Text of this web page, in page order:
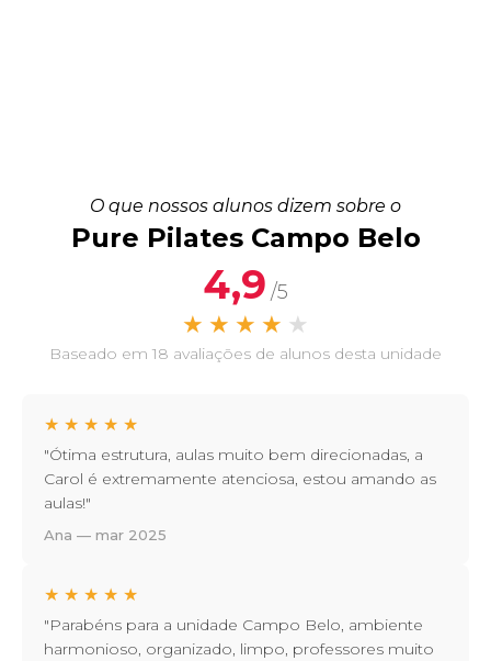
O que nossos alunos dizem sobre o
Pure Pilates Campo Belo
4,9 /5
★ ★ ★ ★ ★
Baseado em 18 avaliações de alunos desta unidade
★ ★ ★ ★ ★
"Ótima estrutura, aulas muito bem direcionadas, a
Carol é extremamente atenciosa, estou amando as
aulas!"
Ana — mar 2025
★ ★ ★ ★ ★
"Parabéns para a unidade Campo Belo, ambiente
harmonioso, organizado, limpo, professores muito